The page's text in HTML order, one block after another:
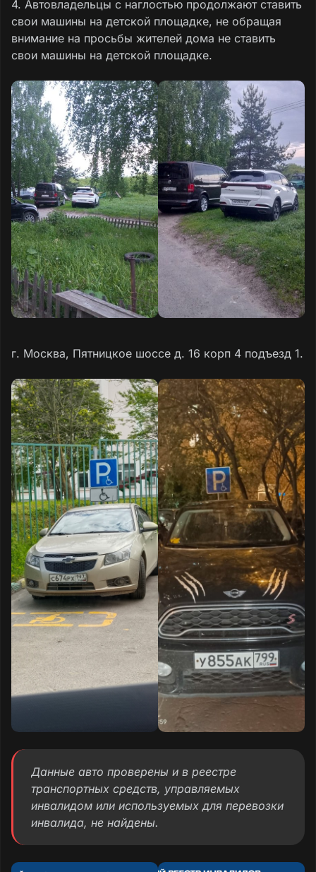
4. Автовладельцы с наглостью продолжают ставить
свои машины на детской площадке, не обращая
внимание на просьбы жителей дома не ставить
свои машины на детской площадке.
г. Москва, Пятницкое шоссе д. 16 корп 4 подъезд 1.
Данные авто проверены и в реестре
транспортных средств, управляемых
инвалидом или используемых для перевозки
инвалида, не найдены.